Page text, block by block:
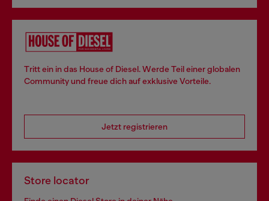
Tritt ein in das House of Diesel. Werde Teil einer globalen
Community und freue dich auf exklusive Vorteile.
Jetzt registrieren
Store locator